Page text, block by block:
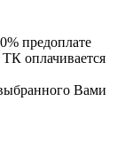
предоплате
ТК оплачивается
Вами